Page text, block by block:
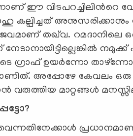
ഈ വിടപറച്ചിലിന്‍റെ
കല്പിച്ചത് അനുസരിക്കാനും
തഖ്‌വ. റമദാനിലെ
നമുക്ക്‌
ഗ്രാഫ്‌ ഉയര്‍ന്നോ
അപ്പോഴേ കേവലം ഒരു
വരുത്തിയ മാറ്റങ്ങള്‍
പ്രധാനമാണ്